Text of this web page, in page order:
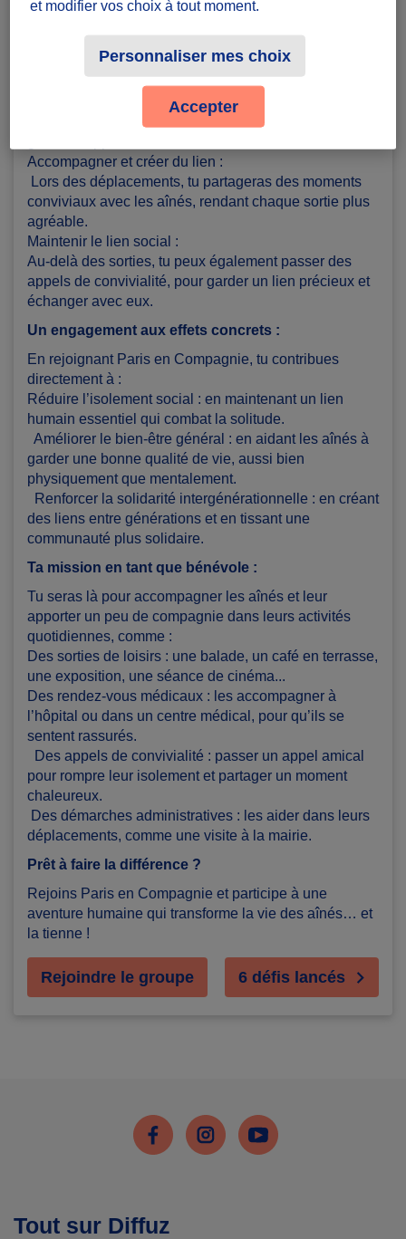
toute sécurité et bienveillance.
Prendre contact avec les aînés :
En fonction de tes disponibilités, tu pourras choisir de
t’engager pour des sorties ponctuelles ou régulières,
Accompagner et créer du lien :
Lors des déplacements, tu partageras des moments
conviviaux avec les aînés, rendant chaque sortie plus
agréable.
Maintenir le lien social :
Au-delà des sorties, tu peux également passer des
appels de convivialité, pour garder un lien précieux et
échanger avec eux.
Un engagement aux effets concrets :
En rejoignant Paris en Compagnie, tu contribues
directement à :
Réduire l’isolement social : en maintenant un lien
humain essentiel qui combat la solitude.
Améliorer le bien-être général : en aidant les aînés à
garder une bonne qualité de vie, aussi bien
physiquement que mentalement.
Renforcer la solidarité intergénérationnelle : en créant
des liens entre générations et en tissant une
communauté plus solidaire.
Ta mission en tant que bénévole :
Tu seras là pour accompagner les aînés et leur
apporter un peu de compagnie dans leurs activités
quotidiennes, comme :
Des sorties de loisirs : une balade, un café en terrasse,
une exposition, une séance de cinéma...
Des rendez-vous médicaux : les accompagner à
l’hôpital ou dans un centre médical, pour qu’ils se
sentent rassurés.
Des appels de convivialité : passer un appel amical
pour rompre leur isolement et partager un moment
chaleureux.
‍Des démarches administratives : les aider dans leurs
déplacements, comme une visite à la mairie.
Prêt à faire la différence ?
Rejoins Paris en Compagnie et participe à une
aventure humaine qui transforme la vie des aînés… et
la tienne !
Rejoindre le groupe 6 défis lancés
FacebookInstagramYoutube
Tout sur Diffuz
et modifier vos choix à tout moment.
Personnaliser mes choix
Accepter